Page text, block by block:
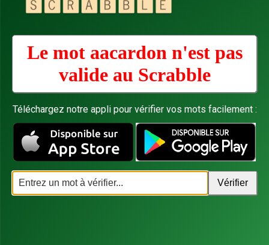
Le mot aacardon n'est pas
valide au Scrabble
Téléchargez notre appli pour vérifier vos mots facilement :